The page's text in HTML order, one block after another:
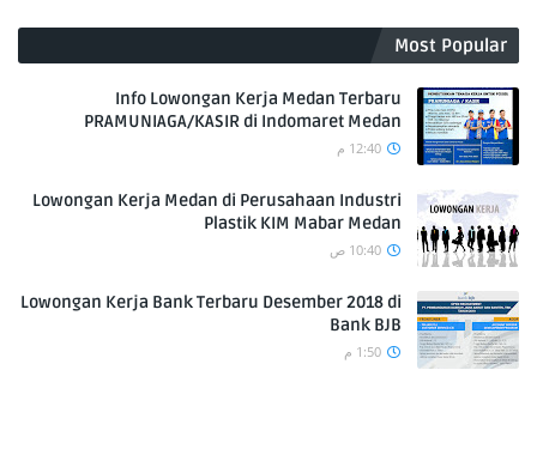
Most Popular
Info Lowongan Kerja Medan Terbaru
PRAMUNIAGA/KASIR di Indomaret Medan
12:40 م
Lowongan Kerja Medan di Perusahaan Industri
Plastik KIM Mabar Medan
10:40 ص
Lowongan Kerja Bank Terbaru Desember 2018 di
Bank BJB
1:50 م